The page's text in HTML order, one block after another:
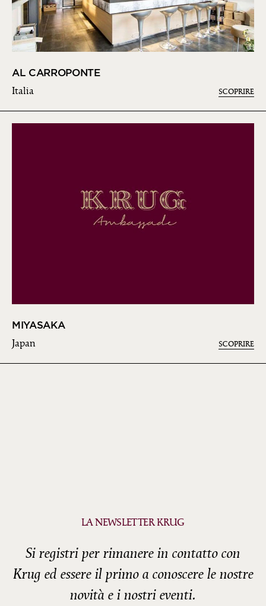
AL CARROPONTE
Italia SCOPRIRE
MIYASAKA
Japan SCOPRIRE
LA NEWSLETTER KRUG
Si registri per rimanere in contatto con
Krug ed essere il primo a conoscere le nostre
novità e i nostri eventi.